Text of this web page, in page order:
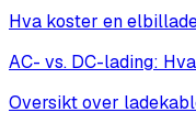
Hva koster en
AC- vs. DC-lading:
Oversikt over